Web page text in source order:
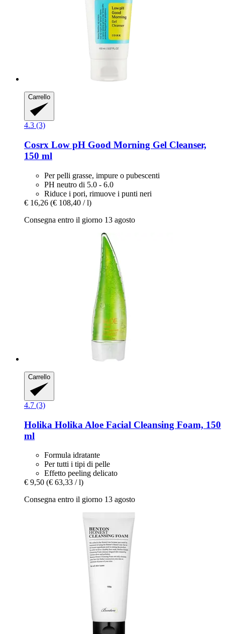
Carrello
4.3 (3)
Cosrx Low pH Good Morning Gel Cleanser,
150 ml
Per pelli grasse, impure o pubescenti
PH neutro di 5.0 - 6.0
Riduce i pori, rimuove i punti neri
€ 16,26 (€ 108,40 / l)
Consegna entro il giorno 13 agosto
Carrello
4.7 (3)
Holika Holika Aloe Facial Cleansing Foam, 150
ml
Formula idratante
Per tutti i tipi di pelle
Effetto peeling delicato
€ 9,50 (€ 63,33 / l)
Consegna entro il giorno 13 agosto